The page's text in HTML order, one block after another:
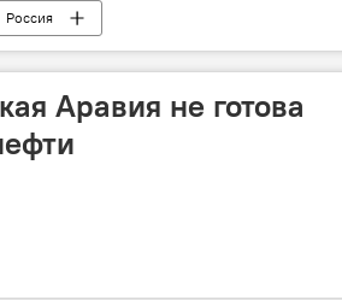
Россия
Аравия не готова